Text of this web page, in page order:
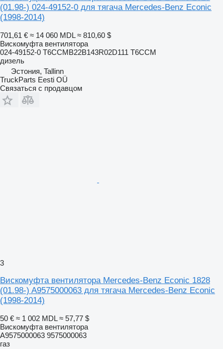
(01.98-) 024-49152-0 для тягача Mercedes-Benz Econic
(1998-2014)
701,61 € ≈ 14 060 MDL ≈ 810,60 $
Вискомуфта вентилятора
024-49152-0 T6CCMB22B143R02D111 T6CCM
дизель
Эстония, Tallinn
TruckParts Eesti OÜ
Связаться с продавцом
3
Вискомуфта вентилятора Mercedes-Benz Econic 1828
(01.98-) A9575000063 для тягача Mercedes-Benz Econic
(1998-2014)
50 € ≈ 1 002 MDL ≈ 57,77 $
Вискомуфта вентилятора
A9575000063 9575000063
газ